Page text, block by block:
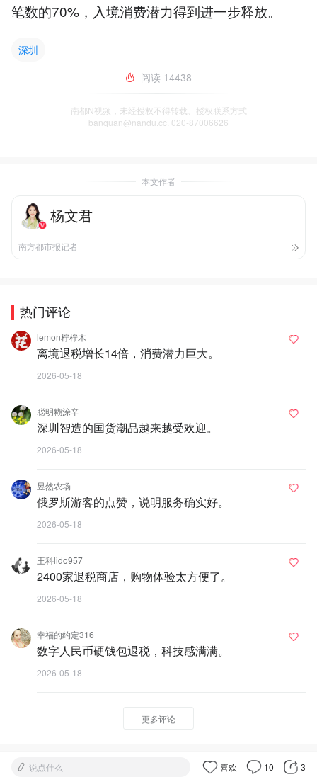
笔数的70%，入境消费潜力得到进一步释放。
深圳
阅读 14438
南都N视频，未经授权不得转载、授权联系方式
banquan@nandu.cc. 020-87006626
本文作者
杨文君
南方都市报记者
热门评论
lemon柠柠木
离境退税增长14倍，消费潜力巨大。
2026-05-18
聪明糊涂辛
深圳智造的国货潮品越来越受欢迎。
2026-05-18
昱然农场
俄罗斯游客的点赞，说明服务确实好。
2026-05-18
王科lido957
2400家退税商店，购物体验太方便了。
2026-05-18
幸福的约定316
数字人民币硬钱包退税，科技感满满。
2026-05-18
更多评论
说点什么 喜欢 10 3